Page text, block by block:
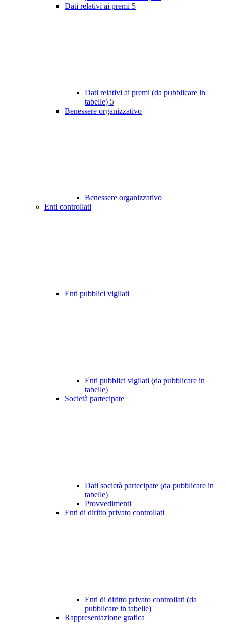
Dati relativi ai premi 5
Dati relativi ai premi (da pubblicare in
tabelle) 5
Benessere organizzativo
Benessere organizzativo
Enti controllati
Enti pubblici vigilati
Enti pubblici vigilati (da pubblicare in
tabelle)
Società partecipate
Dati società partecipate (da pubblicare in
tabelle)
Provvedimenti
Enti di diritto privato controllati
Enti di diritto privato controllati (da
pubblicare in tabelle)
Rappresentazione grafica